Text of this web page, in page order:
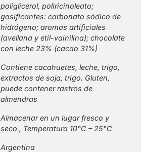
poliglicerol, poliricinoleato;
gasificantes: carbonato sódico de
hidrógeno; aromas artificiales
(avellana y etil-vainilina); chocolate
con leche 23% (cacao 31%)
Contiene cacahuetes, leche, trigo,
extractos de soja, trigo. Gluten,
puede contener rastros de
almendras
Almacenar en un lugar fresco y
seco., Temperatura 10°C – 25°C
Argentina